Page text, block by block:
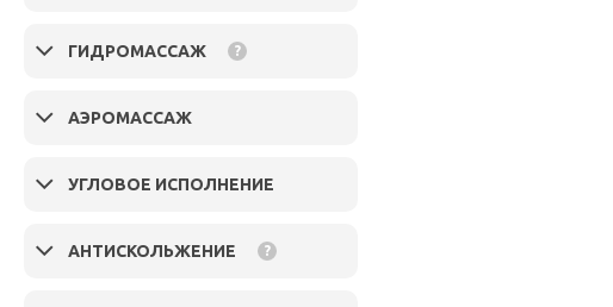
ГИДРОМАССАЖ ?
АЭРОМАССАЖ
УГЛОВОЕ ИСПОЛНЕНИЕ
АНТИСКОЛЬЖЕНИЕ ?